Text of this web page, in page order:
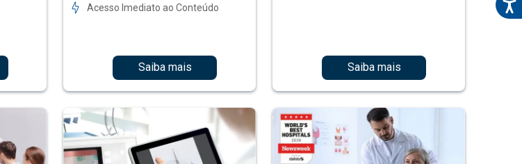
Acesso Imediato ao Conteúdo
Saiba mais Saiba mais